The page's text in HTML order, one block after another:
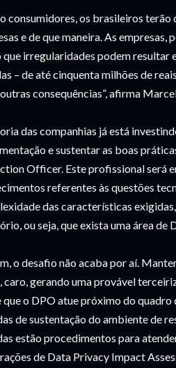
consumidores, os brasileiros
e de que maneira. As
que irregularidades podem resultar
– de até cinquenta milhões de
consequências”, afirma
das companhias já está
e sustentar as boas
Officer. Este profissional será
referentes às questões
das características
ou seja, que exista uma área de
o desafio não acaba por aí.
caro, gerando uma provável
que o DPO atue próximo do
de sustentação do ambiente de
estão procedimentos para
de Data Privacy Impact